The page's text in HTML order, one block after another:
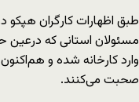
طبق اظهارات کارگران هپکو
مسئولان استانی که درعین
وارد کارخانه شده و
صحبت می‌کنند.